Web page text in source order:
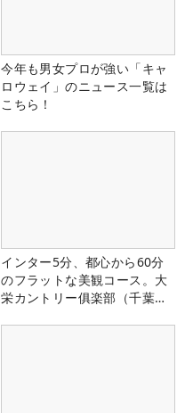
今年も男女プロが強い「キャ
ロウェイ」のニュース一覧は
こちら！
インター5分、都心から60分
のフラットな美観コース。大
栄カントリー俱楽部（千葉